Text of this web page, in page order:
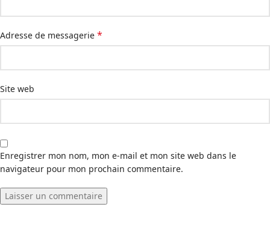
Adresse de messagerie *
Site web
Enregistrer mon nom, mon e-mail et mon site web dans le
navigateur pour mon prochain commentaire.